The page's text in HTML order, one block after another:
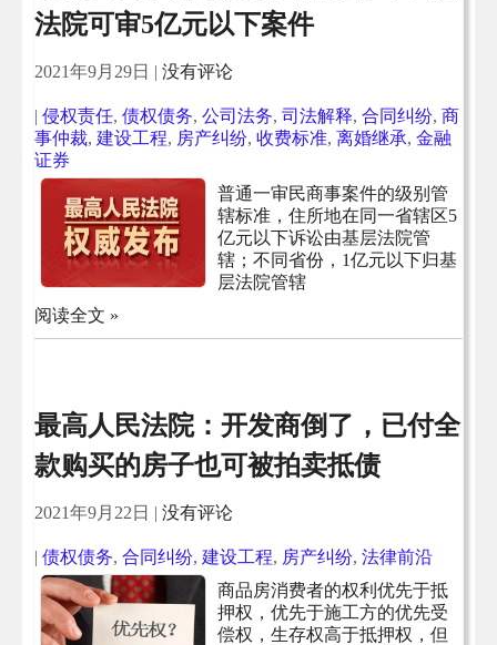
法院可审5亿元以下案件
2021年9月29日 | 没有评论
| 侵权责任, 债权债务, 公司法务, 司法解释, 合同纠纷, 商
事仲裁, 建设工程, 房产纠纷, 收费标准, 离婚继承, 金融
证券
普通一审民商事案件的级别管
辖标准，住所地在同一省辖区5
亿元以下诉讼由基层法院管
辖；不同省份，1亿元以下归基
层法院管辖
阅读全文 »
最高人民法院：开发商倒了，已付全
款购买的房子也可被拍卖抵债
2021年9月22日 | 没有评论
| 债权债务, 合同纠纷, 建设工程, 房产纠纷, 法律前沿
商品房消费者的权利优先于抵
押权，优先于施工方的优先受
偿权，生存权高于抵押权，但